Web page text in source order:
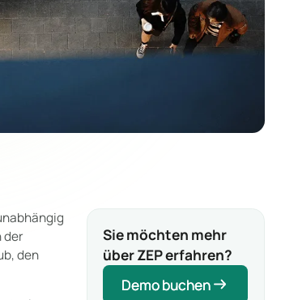
der
den
Sie möchten mehr
über ZEP erfahren?
Demo buchen
Demo buchen